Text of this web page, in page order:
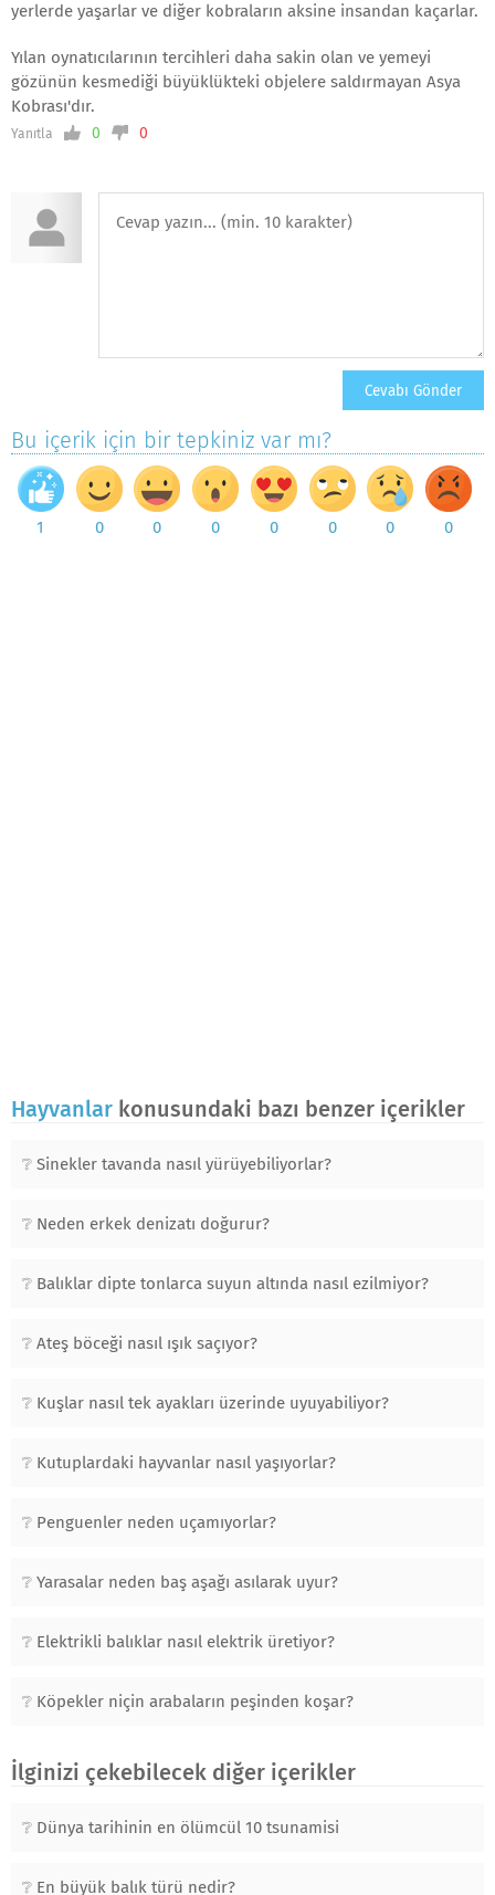
yerlerde yaşarlar ve diğer kobraların aksine insandan kaçarlar.
Yılan oynatıcılarının tercihleri daha sakin olan ve yemeyi
gözünün kesmediği büyüklükteki objelere saldırmayan Asya
Kobrası'dır.
Yanıtla 0 0
Bu içerik için bir tepkiniz var mı?
1 0 0 0 0 0 0 0
Hayvanlar konusundaki bazı benzer içerikler
Sinekler tavanda nasıl yürüyebiliyorlar?
Neden erkek denizatı doğurur?
Balıklar dipte tonlarca suyun altında nasıl ezilmiyor?
Ateş böceği nasıl ışık saçıyor?
Kuşlar nasıl tek ayakları üzerinde uyuyabiliyor?
Kutuplardaki hayvanlar nasıl yaşıyorlar?
Penguenler neden uçamıyorlar?
Yarasalar neden baş aşağı asılarak uyur?
Elektrikli balıklar nasıl elektrik üretiyor?
Köpekler niçin arabaların peşinden koşar?
İlginizi çekebilecek diğer içerikler
Dünya tarihinin en ölümcül 10 tsunamisi
En büyük balık türü nedir?